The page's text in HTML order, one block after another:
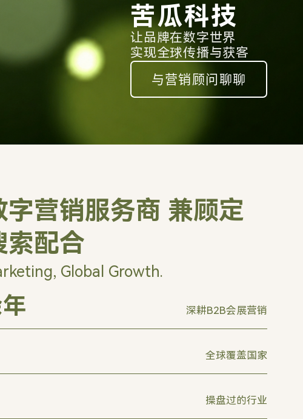
苦瓜科技
让品牌在数字世界
实现全球传播与获客
与营销顾问聊聊
字营销服务商 兼顾定
索配合
Global Growth.
深耕B2B会展营销
全球覆盖国家
操盘过的行业